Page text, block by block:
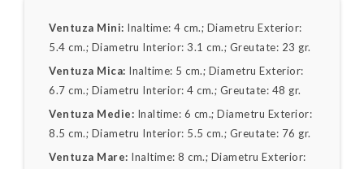
Ventuza Mini: Inaltime: 4 cm.; Diametru Exterior:
5.4 cm.; Diametru Interior: 3.1 cm.; Greutate: 23 gr.
Ventuza Mica: Inaltime: 5 cm.; Diametru Exterior:
6.7 cm.; Diametru Interior: 4 cm.; Greutate: 48 gr.
Ventuza Medie: Inaltime: 6 cm.; Diametru Exterior:
8.5 cm.; Diametru Interior: 5.5 cm.; Greutate: 76 gr.
Ventuza Mare: Inaltime: 8 cm.; Diametru Exterior: